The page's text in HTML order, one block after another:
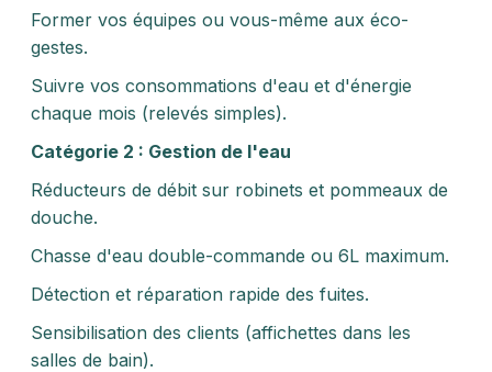
Former vos équipes ou vous-même aux éco-
gestes.
Suivre vos consommations d'eau et d'énergie
chaque mois (relevés simples).
Catégorie 2 : Gestion de l'eau
Réducteurs de débit sur robinets et pommeaux de
douche.
Chasse d'eau double-commande ou 6L maximum.
Détection et réparation rapide des fuites.
Sensibilisation des clients (affichettes dans les
salles de bain).